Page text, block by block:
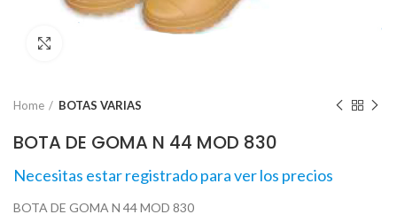
Home BOTAS VARIAS
BOTA DE GOMA N 44 MOD 830
Necesitas estar registrado para ver los precios
BOTA DE GOMA N 44 MOD 830